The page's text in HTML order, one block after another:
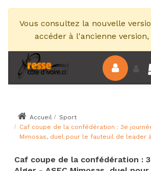
Vous consultez la nouvelle
accéder à l'ancienne version,
Accueil
Sport
Caf coupe de la confédération : 3e
Mimosas, duel pour le fauteuil de leader
Caf coupe de la confédération :